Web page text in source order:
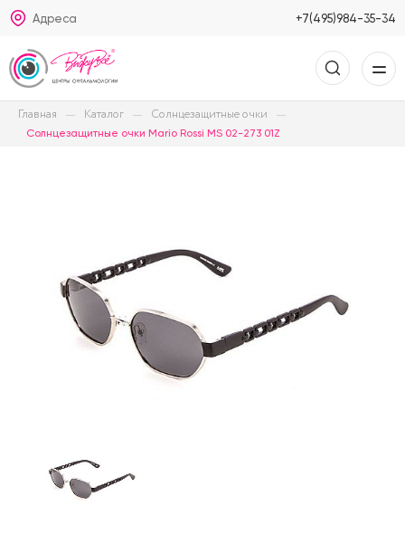
Адреса +7(495)984-35-34
Главная Каталог Солнцезащитные очки
Солнцезащитные очки Mario Rossi MS 02-273 01Z